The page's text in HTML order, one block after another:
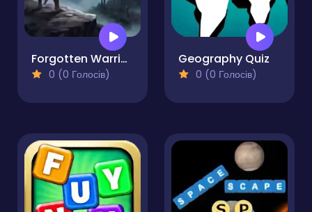
Forgotten Warrior Quest for Survival
0 (0 Голосів)
Geography Quiz
0 (0 Голосів)